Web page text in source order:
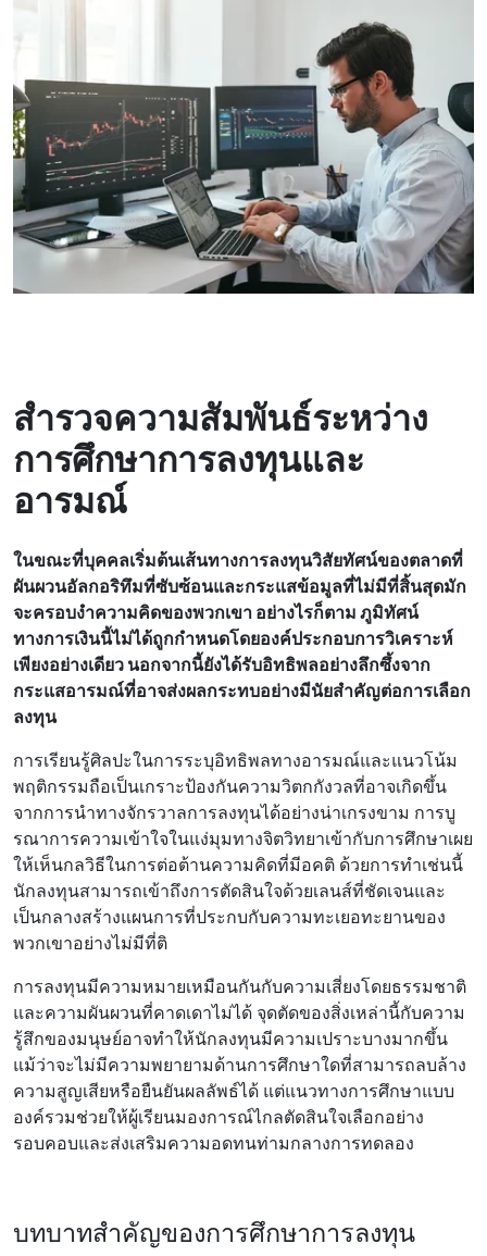
สํารวจความสัมพันธ์ระหว่าง
การศึกษาการลงทุนและ
อารมณ์
ในขณะที่บุคคลเริ่มต้นเส้นทางการลงทุนวิสัยทัศน์ของตลาดที่
ผันผวนอัลกอริทึมที่ซับซ้อนและกระแสข้อมูลที่ไม่มีที่สิ้นสุดมัก
จะครอบงําความคิดของพวกเขา อย่างไรก็ตาม ภูมิทัศน์
ทางการเงินนี้ไม่ได้ถูกกําหนดโดยองค์ประกอบการวิเคราะห์
เพียงอย่างเดียว นอกจากนี้ยังได้รับอิทธิพลอย่างลึกซึ้งจาก
กระแสอารมณ์ที่อาจส่งผลกระทบอย่างมีนัยสําคัญต่อการเลือก
ลงทุน
การเรียนรู้ศิลปะในการระบุอิทธิพลทางอารมณ์และแนวโน้ม
พฤติกรรมถือเป็นเกราะป้องกันความวิตกกังวลที่อาจเกิดขึ้น
จากการนําทางจักรวาลการลงทุนได้อย่างน่าเกรงขาม การบู
รณาการความเข้าใจในแง่มุมทางจิตวิทยาเข้ากับการศึกษาเผย
ให้เห็นกลวิธีในการต่อต้านความคิดที่มีอคติ ด้วยการทําเช่นนี้
นักลงทุนสามารถเข้าถึงการตัดสินใจด้วยเลนส์ที่ชัดเจนและ
เป็นกลางสร้างแผนการที่ประกบกับความทะเยอทะยานของ
พวกเขาอย่างไม่มีที่ติ
การลงทุนมีความหมายเหมือนกันกับความเสี่ยงโดยธรรมชาติ
และความผันผวนที่คาดเดาไม่ได้ จุดตัดของสิ่งเหล่านี้กับความ
รู้สึกของมนุษย์อาจทําให้นักลงทุนมีความเปราะบางมากขึ้น
แม้ว่าจะไม่มีความพยายามด้านการศึกษาใดที่สามารถลบล้าง
ความสูญเสียหรือยืนยันผลลัพธ์ได้ แต่แนวทางการศึกษาแบบ
องค์รวมช่วยให้ผู้เรียนมองการณ์ไกลตัดสินใจเลือกอย่าง
รอบคอบและส่งเสริมความอดทนท่ามกลางการทดลอง
บทบาทสําคัญของการศึกษาการลงทุน